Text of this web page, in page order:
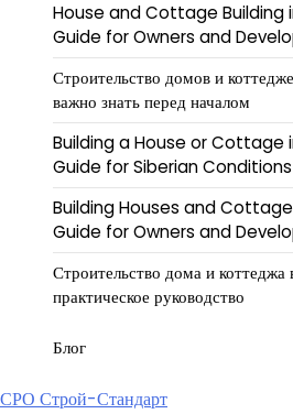
House and Cottage Building
Guide for Owners and
Строительство домов и
важно знать перед началом
Building a House or Cottage
Guide for Siberian Conditions
Building Houses and
Guide for Owners and
Строительство дома и коттеджа
практическое руководство
Блог
СРО Строй-Стандарт